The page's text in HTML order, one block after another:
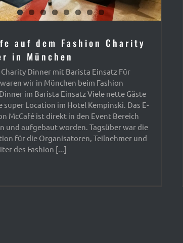
auf dem Fashion Charity
in München
Charity Dinner mit Barista Einsatz Für
wir in München beim Fashion
im Barista Einsatz Viele nette Gäste
super Location im Hotel Kempinski. Das E-
McCafé ist direkt in den Event Bereich
und aufgebaut worden. Tagsüber war die
für die Organisatoren, Teilnehmer und
des Fashion [...]